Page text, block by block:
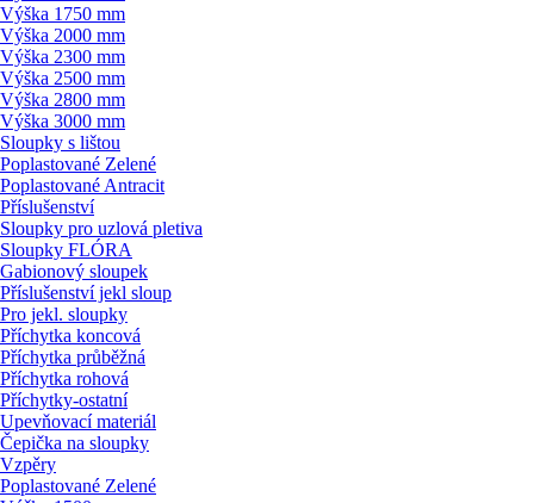
Výška 1750 mm
Výška 2000 mm
Výška 2300 mm
Výška 2500 mm
Výška 2800 mm
Výška 3000 mm
Sloupky s lištou
Poplastované Zelené
Poplastované Antracit
Příslušenství
Sloupky pro uzlová pletiva
Sloupky FLÓRA
Gabionový sloupek
Příslušenství jekl sloup
Pro jekl. sloupky
Příchytka koncová
Příchytka průběžná
Příchytka rohová
Příchytky-ostatní
Upevňovací materiál
Čepička na sloupky
Vzpěry
Poplastované Zelené